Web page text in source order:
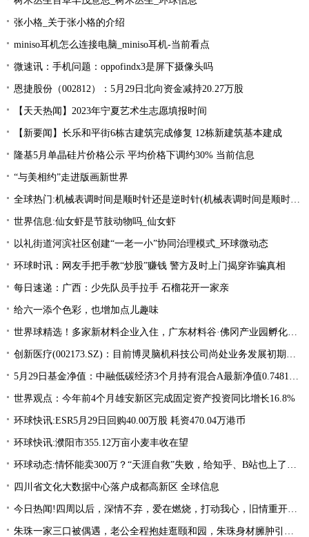
张小格_关于张小格的介绍
miniso耳机怎么连接电脑_miniso耳机-当前看点
微速讯：手机问题：oppofindx3是屏下摄像头吗
恩捷股份（002812）：5月29日北向资金减持20.27万股
【天天热闻】2023年宁夏艺术生志愿填报时间
【新要闻】长乐和平街6栋古建筑完成修复 12栋新建筑基本建成
隆基5月单晶硅片价格公示 平均价格下调约30% 当前信息
“与美相约”走进版画新世界
全球热门:机械表调时间是顺时针还是逆时针(机械表调时间是顺时针还是逆时针图解)
世界信息:仙女虾是节肢动物吗_仙女虾
以礼街道河滨社区创建“一老一小”协同治理模式_环球微动态
环球时讯：网友手把手教“炒股”赚钱 警方及时上门揭穿诈骗真相
每日速递：广西：少先队员手拉手 石榴花开一家亲
给六一添个色彩，也增加点儿趣味
世界球精选！多家新材料企业入住，广东材料谷·佛冈产业园孵化器开业
创新医疗(002173.SZ)：目前博灵脑机科技公司尚处业务发展初期阶段 热议
5月29日基金净值：中融低碳经济3个月持有混合A最新净值0.7481，涨0.79%
世界观点：今年前4个月雄安新区完成固定资产投资同比增长16.8%
环球快讯:ESR5月29日回购40.00万股 耗资470.04万港币
环球快讯:濮阳市355.12万亩小麦丰收在望
环球动态:情怀能卖300万？“天涯自救”失败，给知乎、B站也上了一课
四川省文化大数据中心落户成都高新区 全球信息
今日热闻!四周以后，深情不弃，爱在燃烧，打动我心，旧情重开，终相拥复合
朱珠一家三口被偶遇，老公全程抱娃逛颐和园，朱珠身材臃肿引争议_天天热推荐